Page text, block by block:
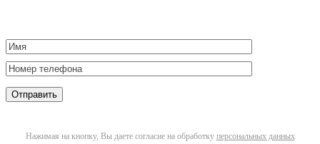
Нажимая на кнопку, Вы даете согласие на обработку персональных данных